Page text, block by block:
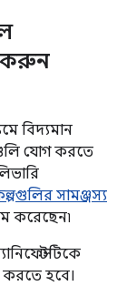
করুন
বিদ্যমান
যোগ করতে
সামঞ্জস্য
করেছেন৷
করতে হবে।